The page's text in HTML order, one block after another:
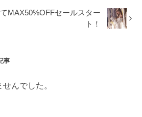
MAX50%OFFセールスター
ト！
事
んでした。